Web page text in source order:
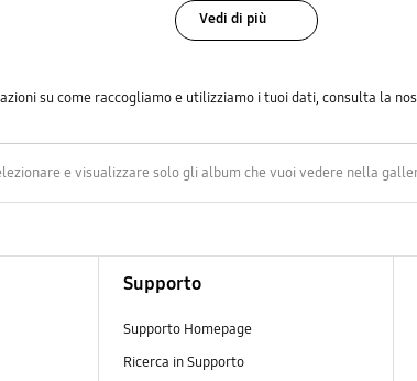
Vedi di più
su come raccogliamo e utilizziamo i tuoi dati, consulta la
e visualizzare solo gli album che vuoi vedere nella
Supporto
Supporto Homepage
Ricerca in Supporto